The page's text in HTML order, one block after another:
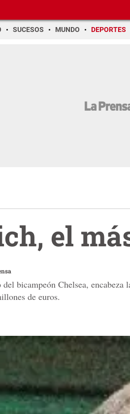
SUCESOS MUNDO DEPORTES
el
bicampeón Chelsea,
de euros.